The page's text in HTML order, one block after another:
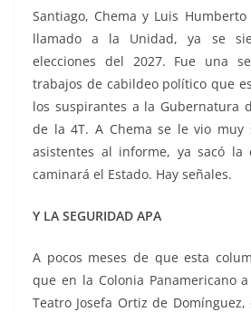
Santiago, Chema y Luis
llamado a la Unidad, ya se
elecciones del 2027. Fue una
trabajos de cabildeo político que
los suspirantes a la Gubernatura
de la 4T. A Chema se le vio muy
asistentes al informe, ya sacó la
caminará el Estado. Hay señales.
Y LA SEGURIDAD APA
A pocos meses de que esta
que en la Colonia Panamericano
Teatro Josefa Ortiz de